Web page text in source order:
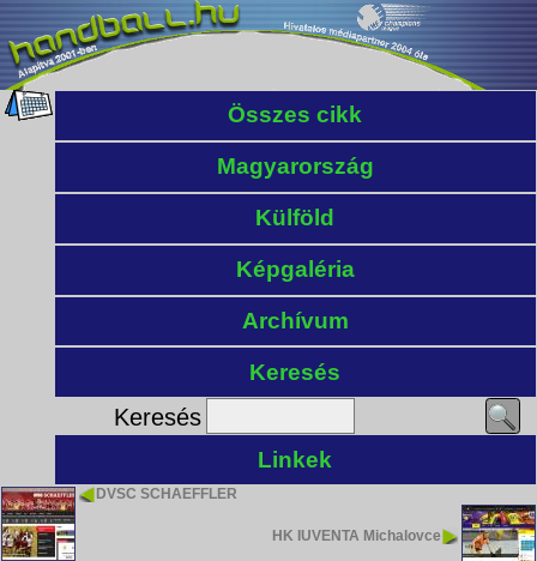
Összes cikk
Magyarország
Külföld
Képgaléria
Archívum
Keresés
Keresés
Linkek
DVSC SCHAEFFLER
HK IUVENTA Michalovce